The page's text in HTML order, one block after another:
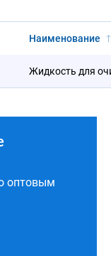
Наименование
Жидкость для
оптовым